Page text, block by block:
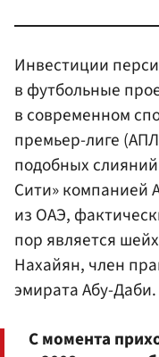
Инвестиции
в футбольные
в современном
премьер-лиге
подобных
Сити» компанией
из ОАЭ,
пор является
Нахайян, член
эмирата Абу-Даби.
С момента